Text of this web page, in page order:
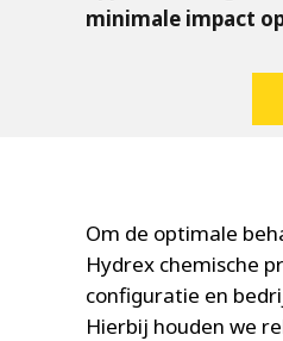
minimale impact
Om de optimale
Hydrex chemische
configuratie en
Hierbij houden we